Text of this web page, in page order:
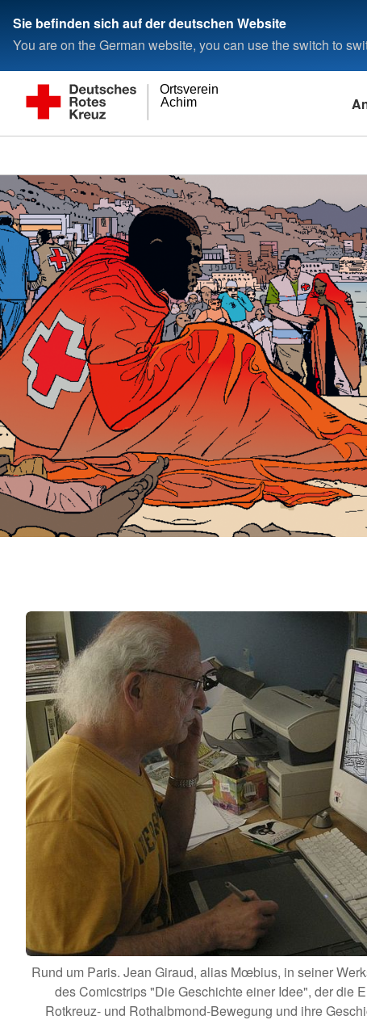
Sie befinden sich auf der deutschen Website
You are on the German website, you can use the switch to
Achim
Ortsverein
Rund um Paris. Jean Giraud, alias Mœbius, in seiner
des Comicstrips "Die Geschichte einer Idee", der die
Rotkreuz- und Rothalbmond-Bewegung und ihre